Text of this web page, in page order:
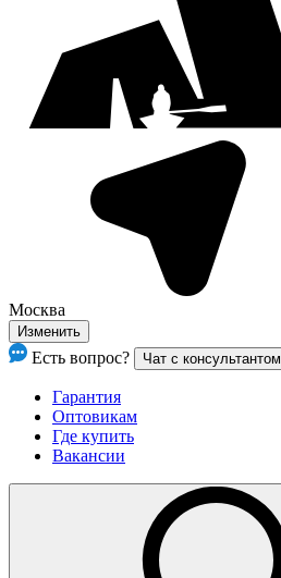
Москва
Изменить
Есть вопрос? Чат с консультантом
Гарантия
Оптовикам
Где купить
Вакансии